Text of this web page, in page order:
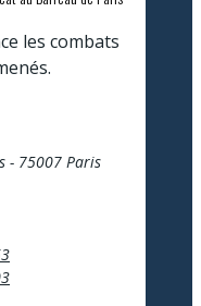
les combats
- 75007 Paris